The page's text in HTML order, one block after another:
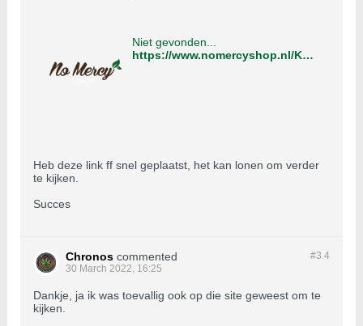
Niet gevonden...
https://www.nomercyshop.nl/Klimaat_en_Luchtbehandeling/Buisventilator_plus_Filter/prima-klima-pk-125-ec-tc-pk-k1604-filter-nl-nl.html
Heb deze link ff snel geplaatst, het kan lonen om verder
te kijken.
Succes
#3.4
Chronos commented
30 March 2022, 16:25
Dankje, ja ik was toevallig ook op die site geweest om te
kijken.